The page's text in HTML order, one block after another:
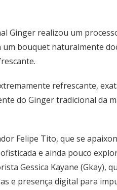
Ginger realizou um
bouquet naturalmente
refrescante,
do Ginger tradicional da
Felipe Tito, que se
e ainda pouco
Gessica Kayane (Gkay),
e presença digital para